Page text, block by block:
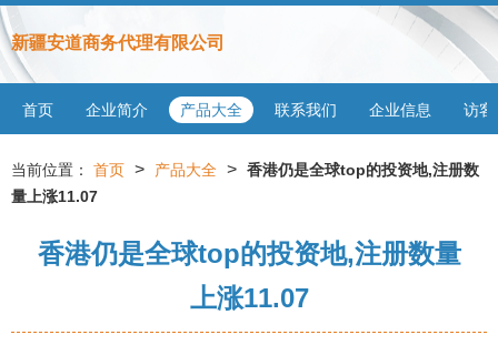
新疆安道商务代理有限公司
首页 企业简介 产品大全 联系我们 企业信息 访客
当前位置： 首页 > 产品大全 > 香港仍是全球top的投资地,注册数
量上涨11.07
香港仍是全球top的投资地,注册数量
上涨11.07